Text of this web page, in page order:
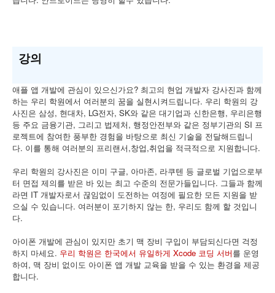
강의
애플 앱 개발에 관심이 있으신가요? 최고의 현업 개발자 강사진과 함께
하는 우리 학원에서 여러분의 꿈을 실현시켜드립니다. 우리 학원의 강
사진은 삼성, 현대차, LG전자, SK와 같은 대기업과 신한은행, 우리은행
등 주요 금융기관, 그리고 법제처, 행정안전부와 같은 정부기관의 SI 프
로젝트에 참여한 풍부한 경험을 바탕으로 최신 기술을 전달해드립니
다. 이를 통해 여러분의 프리랜서,창업,취업을 적극적으로 지원합니다.
우리 학원의 강사진은 이미 구글, 아마존, 라쿠텐 등 글로벌 기업으로부
터 면접 제의를 받은 바 있는 최고 수준의 전문가들입니다. 그들과 함께
라면 IT 개발자로서 끊임없이 도전하는 여정에 필요한 모든 지원을 받
으실 수 있습니다. 여러분이 포기하지 않는 한, 우리도 함께 할 것입니
다.
아이폰 개발에 관심이 있지만 초기 맥 장비 구입이 부담되신다면 걱정
하지 마세요. 우리 학원은 한국에서 유일하게 Xcode 코딩 서버를 운영
하여, 맥 장비 없이도 아이폰 앱 개발 교육을 받을 수 있는 환경을 제공
합니다.